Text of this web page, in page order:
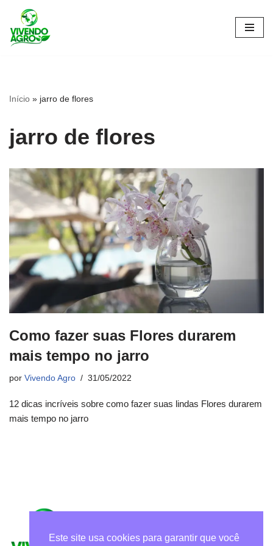
Pular
para
Início » jarro de flores
jarro de flores
Como fazer suas Flores durarem
mais tempo no jarro
por Vivendo Agro 31/05/2022
12 dicas incríveis sobre como fazer suas lindas Flores durarem
mais tempo no jarro
Este site usa cookies para garantir que você